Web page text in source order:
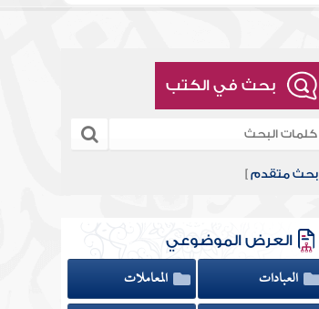
بحث في الكتب
[بحث متقدم ]
العرض الموضوعي
العبادات
المعاملات